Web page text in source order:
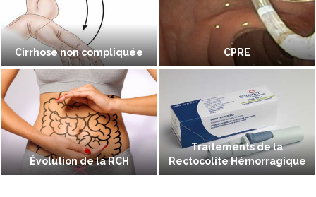
Cirrhose non compliquée CPRE
Évolution de la RCH
Traitements de la
Rectocolite Hémorragique